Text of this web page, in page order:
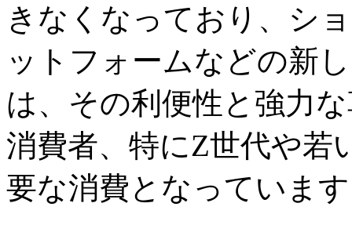
きなくなっており、シ
ットフォームなどの新
は、その利便性と強力
消費者、特にZ世代や若
要な消費となっていま